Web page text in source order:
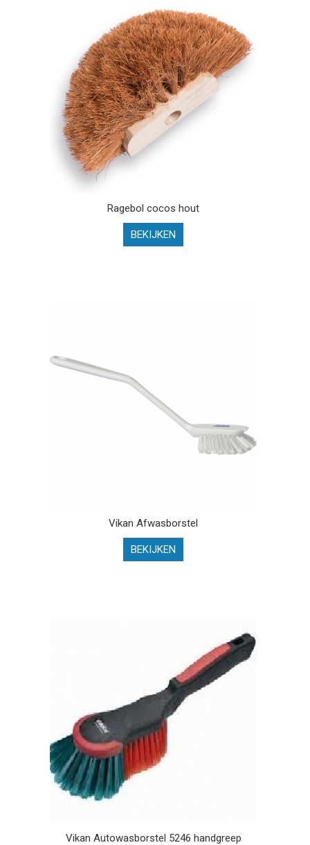
Ragebol cocos hout
BEKIJKEN
Vikan Afwasborstel
BEKIJKEN
Vikan Autowasborstel 5246 handgreep